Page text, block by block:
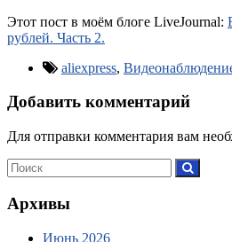
Этот пост в моём блоге LiveJournal:
рублей. Часть 2.
aliexpress,
Добавить комментарий
Для отправки комментария вам
Архивы
Июнь 2026